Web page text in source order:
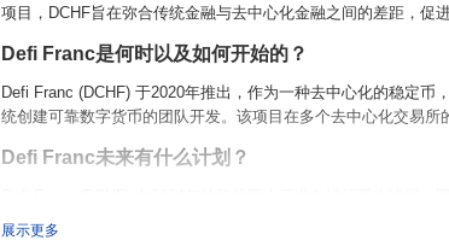
项目，DCHF旨在弥合传统金融与去中心化金融之间的差距，促
Defi Franc是何时以及如何开始的？
Defi Franc (DCHF) 于2020年推出，作为一种去中心化的稳定
统创建可靠数字货币的团队开发。该项目在多个去中心化交易
Defi Franc未来有什么计划？
态系统的实用性。社区正在积极扩展合作伙伴关系，以增强流
展示更多